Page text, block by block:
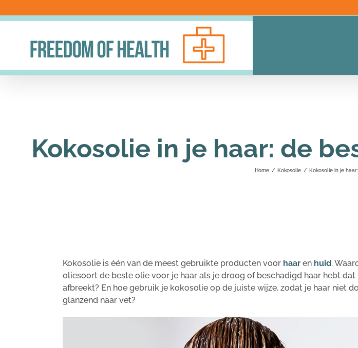
naar
Kokosolie in je haar: de
Home / Kokosolie / Kokosolie in je
Kokosolie is één van de meest gebruikte producten voor haar en huid.
oliesoort de beste olie voor je haar als je droog of beschadigd haar hebt
afbreekt? En hoe gebruik je kokosolie op de juiste wijze, zodat je haar niet
glanzend naar vet?